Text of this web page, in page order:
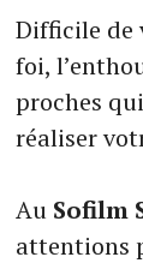
Difficile de
foi,
proches
réaliser
Au Sofilm
attentions